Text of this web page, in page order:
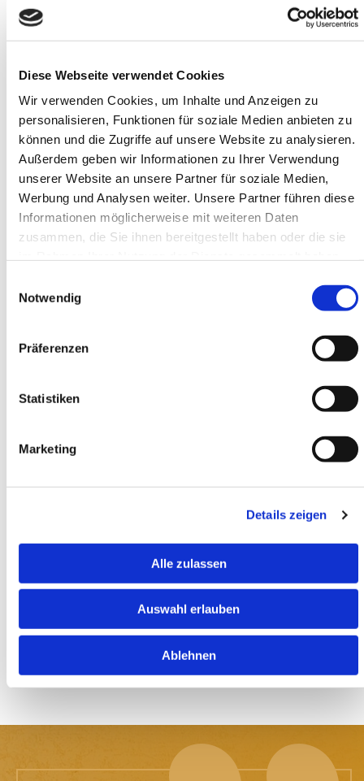
Diese Webseite verwendet Cookies
Wir verwenden Cookies, um Inhalte und Anzeigen zu
personalisieren, Funktionen für soziale Medien anbieten zu
können und die Zugriffe auf unsere Website zu analysieren.
Außerdem geben wir Informationen zu Ihrer Verwendung
unserer Website an unsere Partner für soziale Medien,
Werbung und Analysen weiter. Unsere Partner führen diese
Informationen möglicherweise mit weiteren Daten
zusammen, die Sie ihnen bereitgestellt haben oder die sie
Notwendig
Präferenzen
Statistiken
Marketing
Details zeigen
Alle zulassen
Auswahl erlauben
Ablehnen
Teammitglieder antreiben und wie sie diese in Einklang mit
dem Individuum, dem Team und dem Unternehmen
bringen können, um Ziele und Visionen aller Beteiligten zu
positives Betriebsklima, in dem die Mitarbeitenden gesund
und unbeschwert arbeiten können und ihren Beitrag zum
Erfolg Ihres Unternehmens leisten.